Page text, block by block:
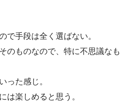
で手段は全く選ばない。
のものなので、特に不思議なも
った感じ。
は楽しめると思う。